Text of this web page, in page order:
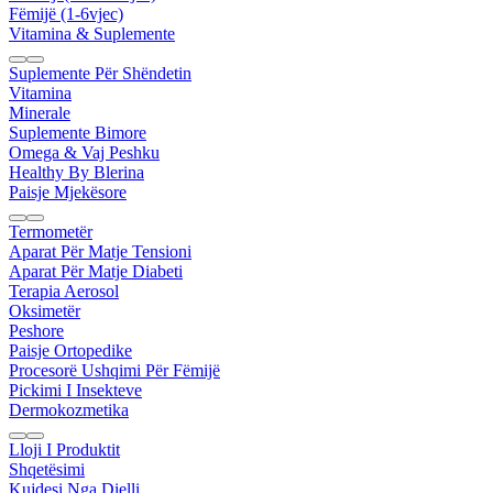
Fëmijë (1-6vjec)
Vitamina & Suplemente
Suplemente Për Shëndetin
Vitamina
Minerale
Suplemente Bimore
Omega & Vaj Peshku
Healthy By Blerina
Paisje Mjekësore
Termometër
Aparat Për Matje Tensioni
Aparat Për Matje Diabeti
Terapia Aerosol
Oksimetër
Peshore
Paisje Ortopedike
Procesorë Ushqimi Për Fëmijë
Pickimi I Insekteve
Dermokozmetika
Lloji I Produktit
Shqetësimi
Kujdesi Nga Dielli